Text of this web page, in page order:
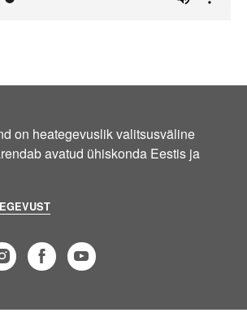
on heategevuslik valitsusväline
avatud ühiskonda Eestis ja